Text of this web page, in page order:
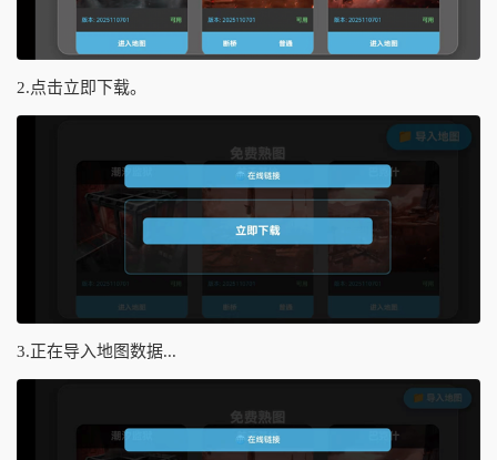
2.点击立即下载。
3.正在导入地图数据...